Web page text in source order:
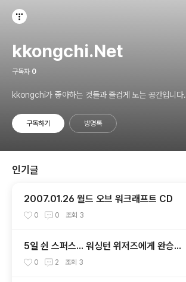
kkongchi.Net
구독자 0
kkongchi가 좋아하는 것들과 즐겁게 노는 공간입니다.
구독하기 방명록
인기글
2007.01.26 월드 오브 워크래프트 CD
0 0 조회 3
5일 쉰 스퍼스... 워싱턴 위저즈에게 완승...
0 2 조회 3